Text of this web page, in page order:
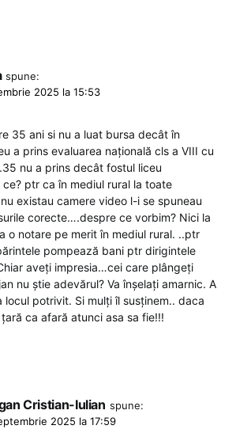
spune:
2025 la 15:53
35 ani si nu a luat bursa decât în
a prins evaluarea națională cls a VIII cu
nu a prins decât fostul liceu
ptr ca în mediul rural la toate
existau camere video l-i se spuneau
corecte….despre ce vorbim? Nici la
o notare pe merit în mediul rural. ..ptr
pompează bani ptr dirigintele
aveți impresia…cei care plângeți
nu știe adevărul? Va înșelați amarnic. A
potrivit. Si mulți îl susținem.. daca
ca afară atunci asa sa fie!!!
Cristian-Iulian spune:
2025 la 17:59